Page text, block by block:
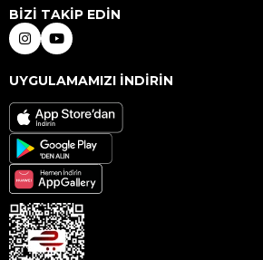
BİZİ TAKİP EDİN
UYGULAMAMIZI İNDİRİN